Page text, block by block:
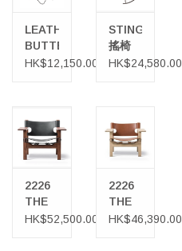
LEATHER
BUTTERFLY
皮革蝴
HK$12,150.00
STINGRAY
搖椅
HK$24,580.00
2226
THE
SPANISH
HK$52,500.00
2226
THE
SPANISH
HK$46,390.00